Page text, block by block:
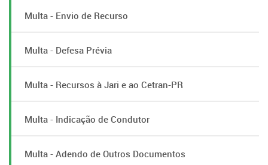
Multa - Envio de Recurso
Multa - Defesa Prévia
Multa - Recursos à Jari e ao Cetran-PR
Multa - Indicação de Condutor
Multa - Adendo de Outros Documentos